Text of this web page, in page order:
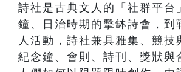
詩社是古典文人的「社群平台
鐘、日治時期的擊缽詩會，到
人活動，詩社兼具雅集、競技
紀念鐘、會則、詩刊、獎狀與